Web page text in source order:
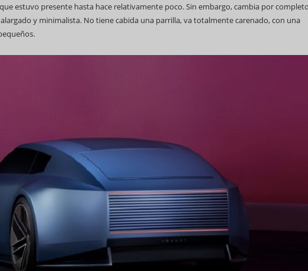
estuvo presente hasta hace relativamente poco. Sin embargo, cambia por
y minimalista. No tiene cabida una parrilla, va totalmente carenado, con una